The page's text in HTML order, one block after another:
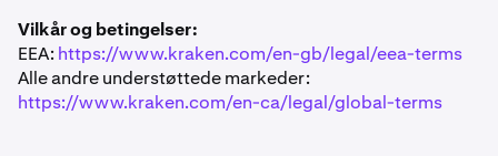
Vilkår og betingelser:
EEA: https://www.kraken.com/en-gb/legal/eea-terms
Alle andre understøttede markeder:
https://www.kraken.com/en-ca/legal/global-terms